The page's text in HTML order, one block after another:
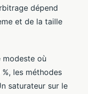
dépend
et de la taille
modeste où
les méthodes
saturateur sur le